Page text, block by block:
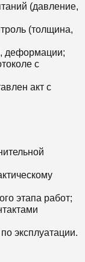
(давление,
(толщина,
деформации;
с
акт с
этапа работ;
эксплуатации.